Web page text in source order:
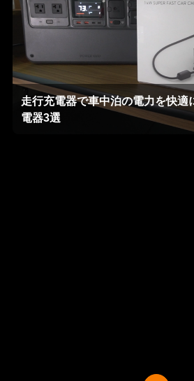
走行充電器で車中泊の電力を快適
電器3選